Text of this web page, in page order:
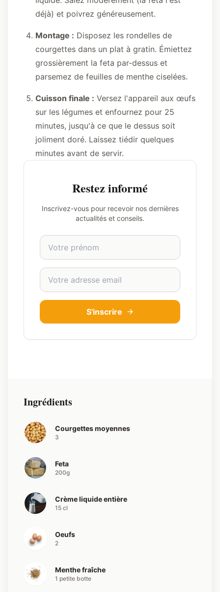
déjà) et poivrez généreusement.
Montage : Disposez les rondelles de
courgettes dans un plat à gratin. Émiettez
grossièrement la feta par-dessus et
parsemez de feuilles de menthe ciselées.
Cuisson finale : Versez l'appareil aux œufs
sur les légumes et enfournez pour 25
minutes, jusqu'à ce que le dessus soit
joliment doré. Laissez tiédir quelques
minutes avant de servir.
Restez informé
Inscrivez-vous pour recevoir nos dernières
actualités et conseils.
Prénom
Adresse email
S'inscrire
Ingrédients
Courgettes moyennes
3
Feta
200g
Crème liquide entière
15 cl
Oeufs
2
Menthe fraîche
1 petite botte